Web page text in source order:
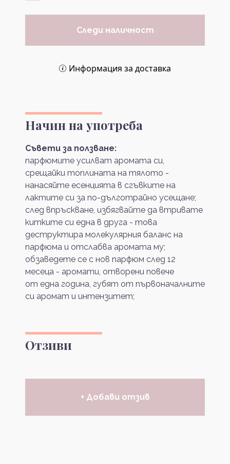
Следи наличност
Информация за доставка
Начин на употреба
Съвети за ползване:
парфюмите усилват аромата си,
срещайки топлината на тялото -
нанасяйте есенцията в сгъвките на
лактите си за по-дълготрайно усещане;
след впръскване, избягвайте да втривате
китките си една в друга - това
деструктира молекулярния баланс на
парфюма и отслабва аромата му;
обзаведете се с нов парфюм след 12
месеца - аромати, отворени повече
от една година, губят от първоначалните
си аромат и интензитет;
Отзиви
+ Добави отзив